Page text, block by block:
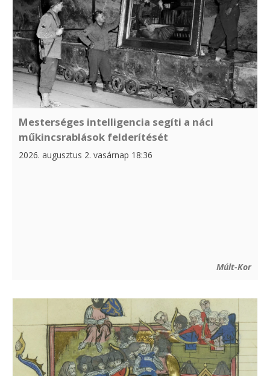
Mesterséges intelligencia segíti a náci
műkincsrablások felderítését
2026. augusztus 2. vasárnap 18:36
Múlt-Kor